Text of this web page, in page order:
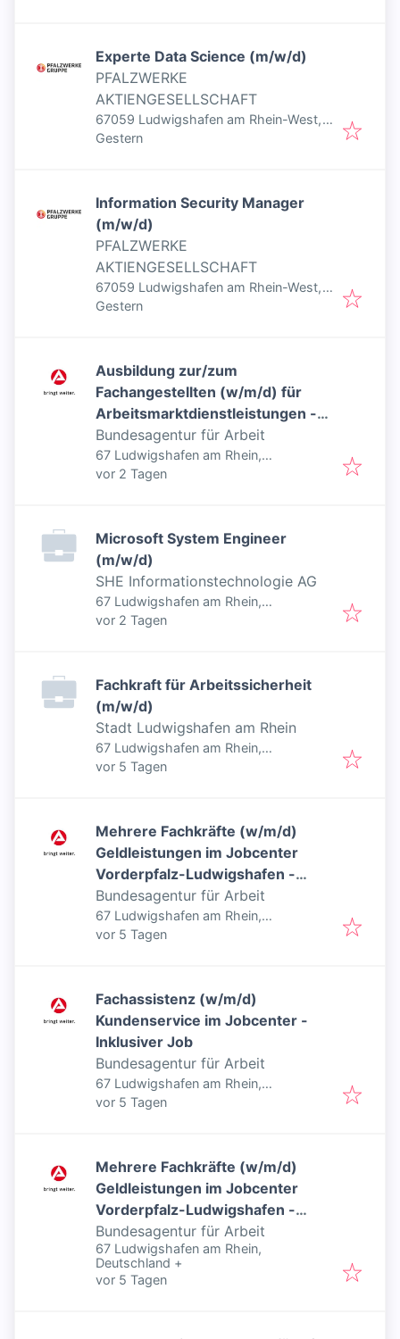
Experte Data Science (m/w/d)
PFALZWERKE
AKTIENGESELLSCHAFT
67059 Ludwigshafen am Rhein-West,
Deutschland
Veröffentlicht
Gestern
Information Security Manager
(m/w/d)
PFALZWERKE
AKTIENGESELLSCHAFT
67059 Ludwigshafen am Rhein-West,
Deutschland
Veröffentlicht
Gestern
Ausbildung zur/zum
Fachangestellten (w/m/d) für
Arbeitsmarktdienstleistungen -
Inklusiver Job
Bundesagentur für Arbeit
67 Ludwigshafen am Rhein,
Deutschland
Veröffentlicht
vor 2 Tagen
Microsoft System Engineer
(m/w/d)
SHE Informationstechnologie AG
67 Ludwigshafen am Rhein,
Deutschland
Veröffentlicht
vor 2 Tagen
Fachkraft für Arbeitssicherheit
(m/w/d)
Stadt Ludwigshafen am Rhein
67 Ludwigshafen am Rhein,
Deutschland
Veröffentlicht
vor 5 Tagen
Mehrere Fachkräfte (w/m/d)
Geldleistungen im Jobcenter
Vorderpfalz-Ludwigshafen -
Inklusiver Job
Bundesagentur für Arbeit
67 Ludwigshafen am Rhein,
Deutschland
Veröffentlicht
vor 5 Tagen
Fachassistenz (w/m/d)
Kundenservice im Jobcenter -
Inklusiver Job
Bundesagentur für Arbeit
67 Ludwigshafen am Rhein,
Deutschland
Veröffentlicht
vor 5 Tagen
Mehrere Fachkräfte (w/m/d)
Geldleistungen im Jobcenter
Vorderpfalz-Ludwigshafen -
Inklusiver Job
Bundesagentur für Arbeit
67 Ludwigshafen am Rhein,
Deutschland +
Veröffentlicht
vor 5 Tagen